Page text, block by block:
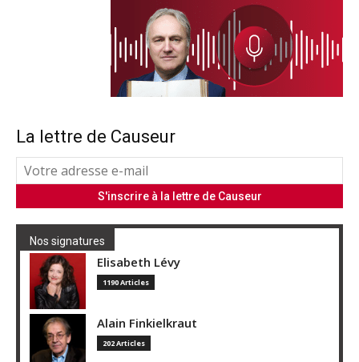
La lettre de Causeur
Nos signatures
Elisabeth Lévy
1190 Articles
Alain Finkielkraut
202 Articles